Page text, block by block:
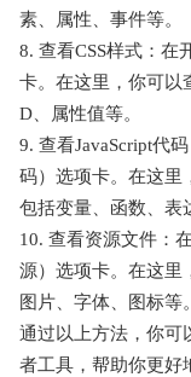
素、属性、事件等。
8. 查看CSS样式：在
卡。在这里，你可以
D、属性值等。
9. 查看JavaScript代
码）选项卡。在这里
包括变量、函数、表
10. 查看资源文件：
源）选项卡。在这里
图片、字体、图标等。
通过以上方法，你可
者工具，帮助你更好